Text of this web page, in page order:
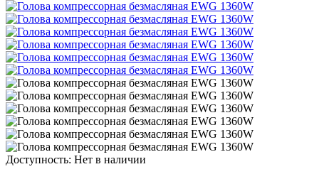
Доступность: Нет в наличии